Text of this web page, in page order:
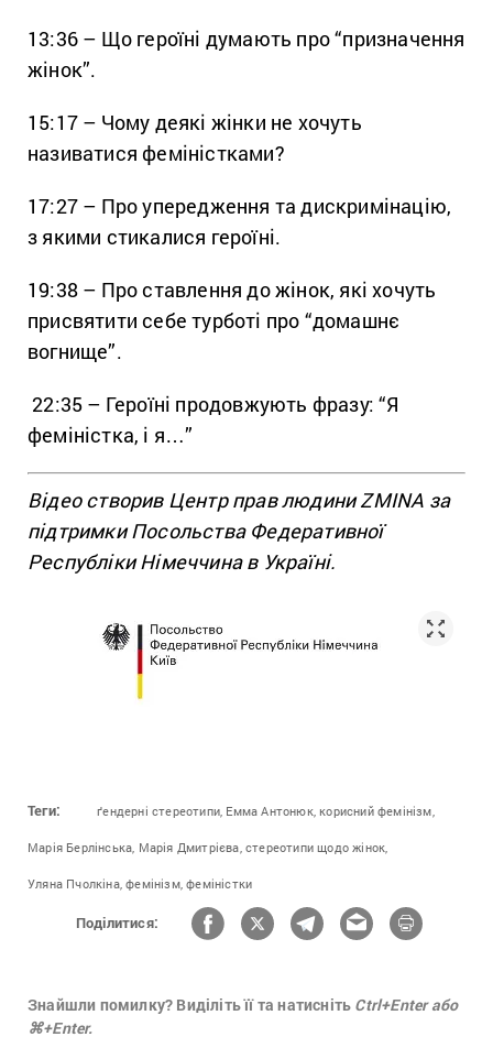
13:36 – Що героїні думають про “призначення
жінок”.
15:17 – Чому деякі жінки не хочуть
називатися феміністками?
17:27 – Про упередження та дискримінацію,
з якими стикалися героїні.
19:38 – Про ставлення до жінок, які хочуть
присвятити себе турботі про “домашнє
вогнище”.
22:35 – Героїні продовжують фразу: “Я
феміністка, і я…”
Відео створив Центр прав людини ZMINA за
підтримки Посольства Федеративної
Республіки Німеччина в Україні.
Теги: ґендерні стереотипи, Емма Антонюк, корисний фемінізм,
Марія Берлінська, Марія Дмитрієва, стереотипи щодо жінок,
Уляна Пчолкіна, фемінізм, феміністки
Поділитися:
Знайшли помилку? Виділіть її та натисніть Ctrl+Enter або
⌘+Enter.